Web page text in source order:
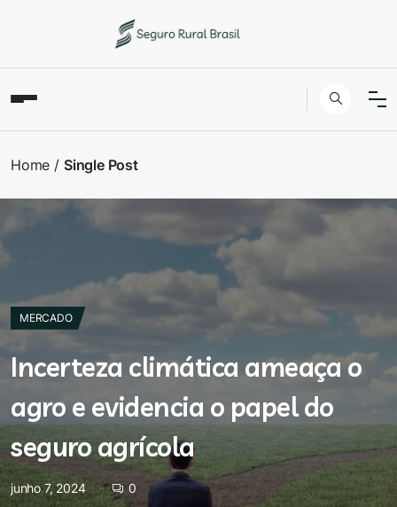
Home Single Post
MERCADO
Incerteza climática ameaça o
agro e evidencia o papel do
seguro agrícola
junho 7, 2024 0